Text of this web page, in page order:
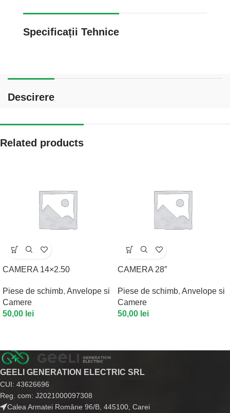
Specificații Tehnice
Descirere
Related products
CAMERA 14×2.50
Piese de schimb, Anvelope si
Camere
50,00 lei
CAMERA 28″
Piese de schimb, Anvelope si
Camere
50,00 lei
GEELI GENERATION ELECTRIC SRL
CUI: 43626696
Reg. com: J2021000097308
Calea Armatei Române 96/B, 445100, Carei